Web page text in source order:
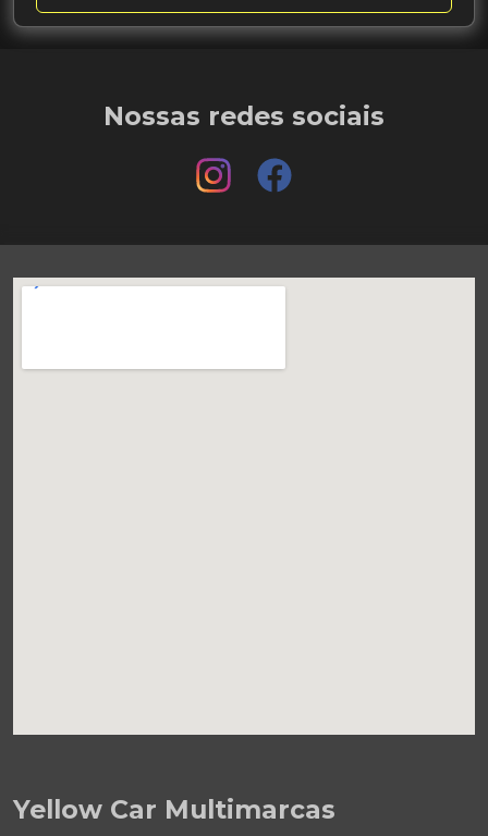
Nossas redes sociais
Yellow Car Multimarcas